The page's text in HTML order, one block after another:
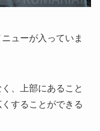
ューが入っていま
、上部にあること
することができる